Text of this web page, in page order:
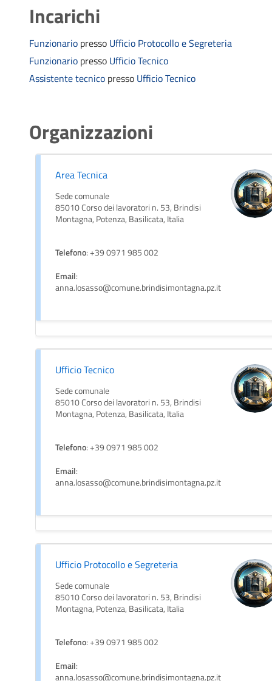
Incarichi
Funzionario presso Ufficio Protocollo e Segreteria
Funzionario presso Ufficio Tecnico
Assistente tecnico presso Ufficio Tecnico
Organizzazioni
Area Tecnica
Sede comunale
85010 Corso dei lavoratori n. 53, Brindisi
Montagna, Potenza, Basilicata, Italia
Telefono: +39 0971 985 002
Email:
anna.losasso@comune.brindisimontagna.pz.it
Ufficio Tecnico
Sede comunale
85010 Corso dei lavoratori n. 53, Brindisi
Montagna, Potenza, Basilicata, Italia
Telefono: +39 0971 985 002
Email:
anna.losasso@comune.brindisimontagna.pz.it
Ufficio Protocollo e Segreteria
Sede comunale
85010 Corso dei lavoratori n. 53, Brindisi
Montagna, Potenza, Basilicata, Italia
Telefono: +39 0971 985 002
Email:
anna.losasso@comune.brindisimontagna.pz.it